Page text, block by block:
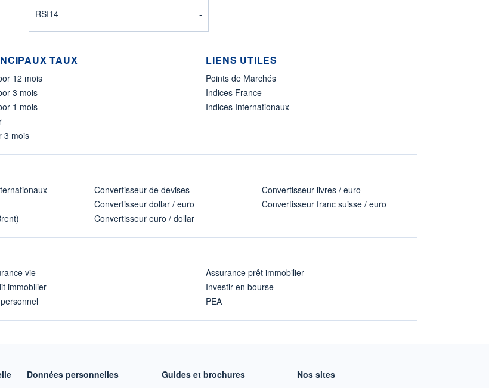
RSI14
-
TAUX
12 mois
3 mois
1 mois
3 mois
LIENS UTILES
Points de Marchés
Indices France
Indices Internationaux
Convertisseur de devises
Convertisseur dollar / euro
Convertisseur euro / dollar
Convertisseur livres / euro
Convertisseur franc suisse / euro
vie
immobilier
Assurance prêt immobilier
Investir en bourse
PEA
Données personnelles Guides et brochures Nos sites